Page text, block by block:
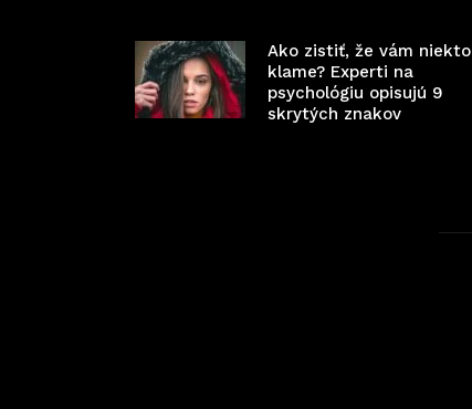
Ako zistiť, že vám niekto
klame? Experti na
psychológiu opisujú 9
skrytých znakov